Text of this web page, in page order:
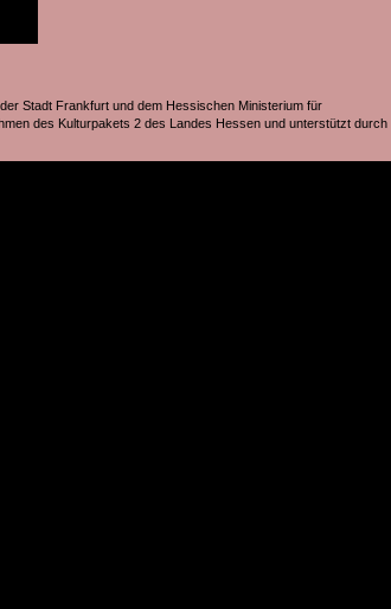
Stadt Frankfurt und dem Hessischen Ministerium für
des Kulturpakets 2 des Landes Hessen und unterstützt durch